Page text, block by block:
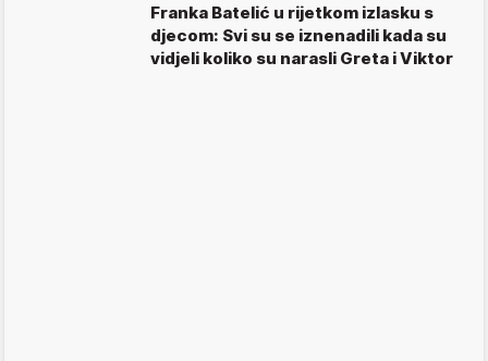
Franka Batelić u rijetkom izlasku s
djecom: Svi su se iznenadili kada su
vidjeli koliko su narasli Greta i Viktor